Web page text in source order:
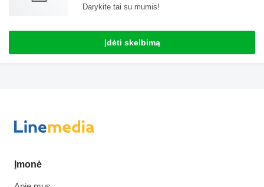
Darykite tai su mumis!
Įdėti skelbimą
Įmonė